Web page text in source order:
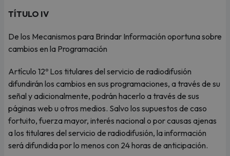
TÍTULO IV
De los Mecanismos para Brindar Información oportuna sobre
cambios en la Programación
Artículo 12º Los titulares del servicio de radiodifusión
difundirán los cambios en sus programaciones, a través de su
señal y adicionalmente, podrán hacerlo a través de sus
páginas web u otros medios. Salvo los supuestos de caso
fortuito, fuerza mayor, interés nacional o por causas ajenas
a los titulares del servicio de radiodifusión, la información
será difundida por lo menos con 24 horas de anticipación.